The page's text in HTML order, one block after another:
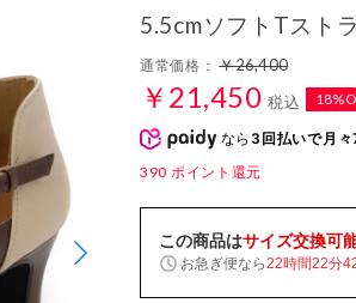
5.5cmソフトTスト
通常価格：￥26,400
￥21,450 税込
なら 3回払いで月
390 ポイント還元
この商品はサイズ交換可
お急ぎ便なら22時間22分